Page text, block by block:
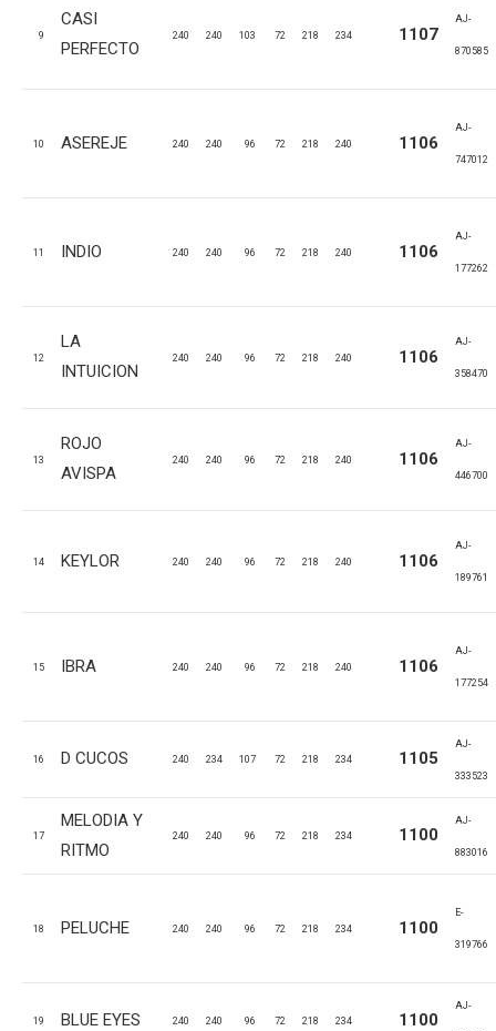
9
CASI
PERFECTO
240 240 103 72 218 234 1107
AJ-
870585
10 ASEREJE 240 240 96 72 218 240 1106
AJ-
747012
11 INDIO 240 240 96 72 218 240 1106
AJ-
177262
12
LA
INTUICION
240 240 96 72 218 240 1106
AJ-
358470
13
ROJO
AVISPA
240 240 96 72 218 240 1106
AJ-
446700
14 KEYLOR 240 240 96 72 218 240 1106
AJ-
189761
15 IBRA 240 240 96 72 218 240 1106
AJ-
177254
16 D CUCOS 240 234 107 72 218 234 1105
AJ-
333523
17
MELODIA Y
RITMO
240 240 96 72 218 234 1100
AJ-
883016
18 PELUCHE 240 240 96 72 218 234 1100
E-
319766
19 BLUE EYES 240 240 96 72 218 234 1100
AJ-